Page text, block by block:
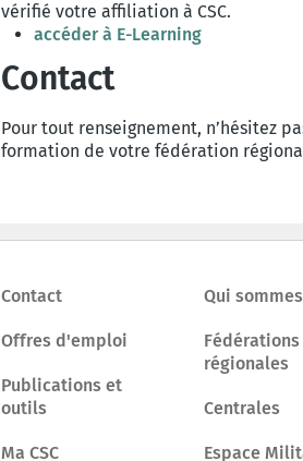
vérifié votre affiliation à CSC.
accéder à E-Learning
Contact
Pour tout renseignement, n’hésitez
formation de votre fédération
Contact
Offres d'emploi
Publications et
outils
Ma CSC
Qui
Fédérations
régionales
Centrales
Espace